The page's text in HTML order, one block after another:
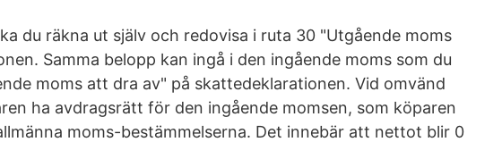
du räkna ut själv och redovisa i ruta 30 "Utgående moms
Samma belopp kan ingå i den ingående moms som du
moms att dra av" på skattedeklarationen. Vid omvänd
ha avdragsrätt för den ingående momsen, som köparen
moms-bestämmelserna. Det innebär att nettot blir 0